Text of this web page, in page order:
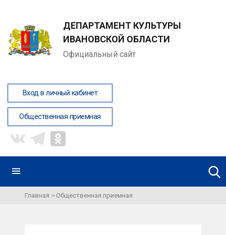
ДЕПАРТАМЕНТ КУЛЬТУРЫ
ИВАНОВСКОЙ ОБЛАСТИ
Официальный сайт
Вход в личный кабинет
Общественная приемная
Главная Общественная приемная